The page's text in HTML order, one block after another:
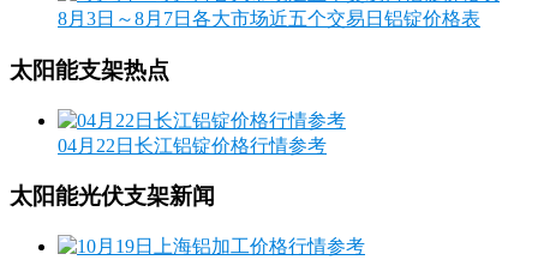
8月3日～8月7日各大市场近五个交易日铝锭价格表
太阳能支架热点
04月22日长江铝锭价格行情参考
太阳能光伏支架新闻